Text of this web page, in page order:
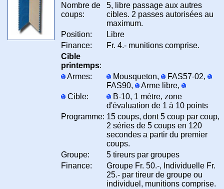
Nombre de
coups:
5, libre passage aux autres
cibles. 2 passes autorisées au
maximum.
Position:
Libre
Finance:
Fr. 4.- munitions comprise.
Cible
printemps:
Armes:
Mousqueton,
FAS57-02,
FAS90,
Arme libre,
Cible:
B-10, 1 mètre, zone
d'évaluation de 1 à 10 points
Programme: 15 coups, dont 5 coup par coup,
2 séries de 5 coups en 120
secondes a partir du premier
coups.
Groupe:
5 tireurs par groupes
Finance:
Groupe Fr. 50.-, Individuelle Fr.
25.- par tireur de groupe ou
individuel, munitions comprise.